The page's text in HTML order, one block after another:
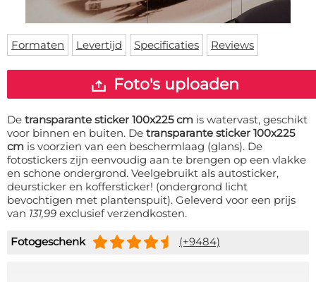
Vloermat
Skateboard deck
Levertijden
Inloggen
WhatsApp
Formaten Levertijd Specificaties Reviews
Foto's uploaden
De transparante sticker 100x225 cm is watervast, geschikt
voor binnen en buiten. De transparante sticker 100x225
cm is voorzien van een beschermlaag (glans). De
fotostickers zijn eenvoudig aan te brengen op een vlakke
en schone ondergrond. Veelgebruikt als autosticker,
deursticker en koffersticker! (ondergrond licht
bevochtigen met plantenspuit). Geleverd voor een prijs
van 131,99 exclusief verzendkosten.
Fotogeschenk (+9484)